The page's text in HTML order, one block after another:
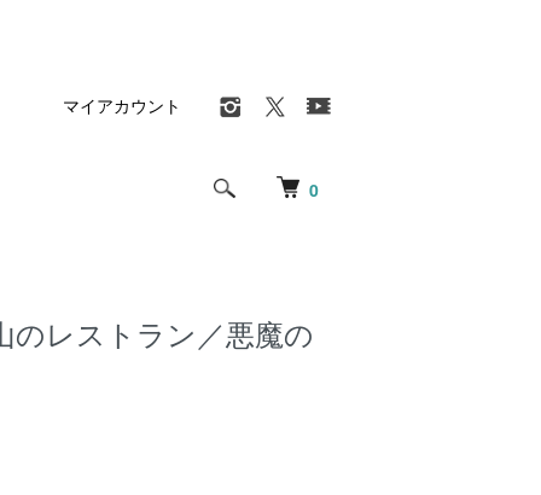
0
マイアカウント
のレストラン／悪魔の